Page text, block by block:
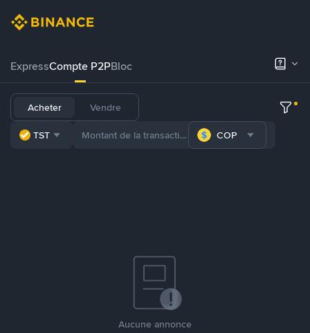
ExpressCompte P2PBloc
Acheter Vendre
TST COP
Aucune annonce